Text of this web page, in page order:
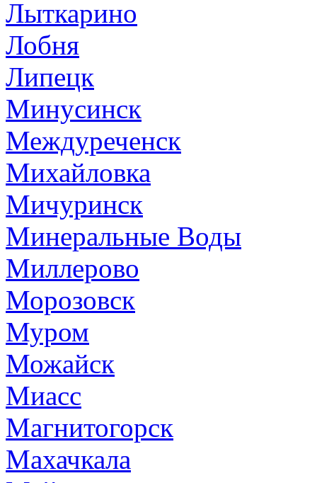
Лыткарино
Лобня
Липецк
Минусинск
Междуреченск
Михайловка
Мичуринск
Минеральные Воды
Миллерово
Морозовск
Муром
Можайск
Миасс
Магнитогорск
Махачкала